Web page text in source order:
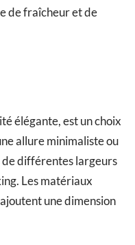
de fraîcheur et de
élégante, est un choix
allure minimaliste ou
de différentes largeurs
Les matériaux
une dimension